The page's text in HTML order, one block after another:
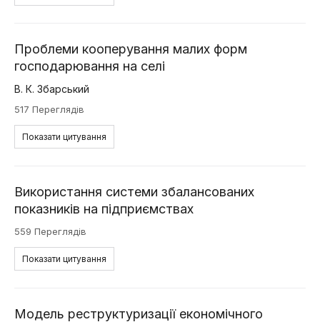
Проблеми кооперування малих форм
господарювання на селі
В. К. Збарський
517 Переглядів
Показати цитування
Використання системи збалансованих
показників на підприємствах
559 Переглядів
Показати цитування
Модель реструктуризації економічного